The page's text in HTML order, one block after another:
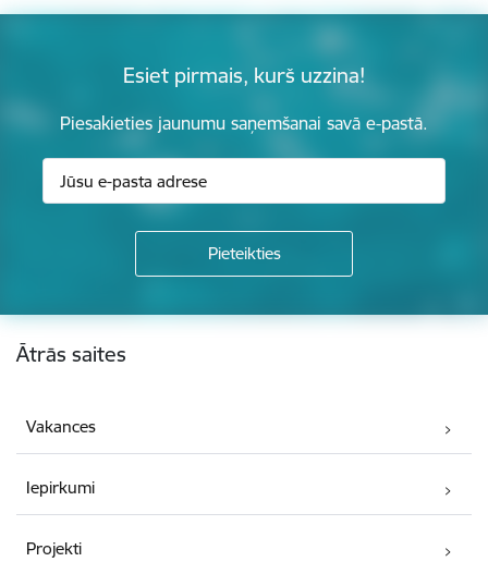
Esiet pirmais, kurš uzzina!
Piesakieties jaunumu saņemšanai savā e-pastā.
Kājene
Ātrās saites
Vakances
Iepirkumi
Projekti